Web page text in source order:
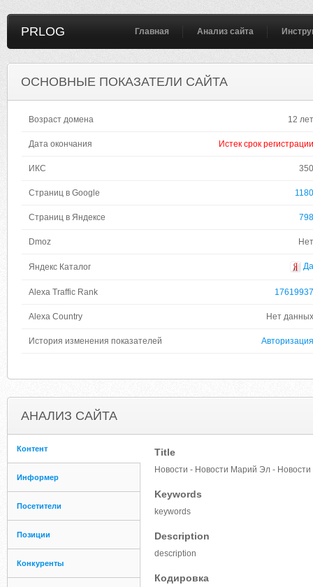
PRLOG Главная Анализ сайта
ОСНОВНЫЕ ПОКАЗАТЕЛИ САЙТА
Возраст домена 12 лет
Дата окончания Истек срок регистрации
ИКС 350
Страниц в Google 1180
Страниц в Яндексе 798
Dmoz Нет
Яндекс Каталог Да
Alexa Traffic Rank 17619937
Alexa Country Нет данных
История изменения показателей Авторизация
АНАЛИЗ САЙТА
Контент
Информер
Посетители
Позиции
Конкуренты
Title
Новости - Новости Марий Эл -
Keywords
keywords
Description
description
Кодировка